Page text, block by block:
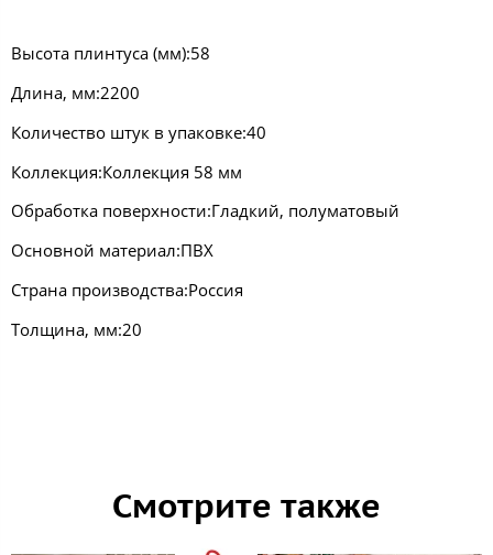
Высота плинтуса (мм):58
Длина, мм:2200
Количество штук в упаковке:40
Коллекция:Коллекция 58 мм
Обработка поверхности:Гладкий, полуматовый
Основной материал:ПВХ
Страна производства:Россия
Толщина, мм:20
Смотрите также